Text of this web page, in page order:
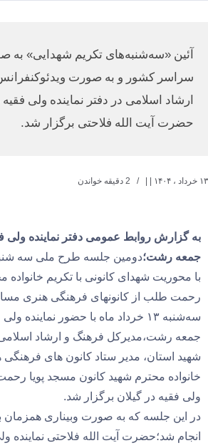
آئین «سه‌شنبه‌های تکریم شهدایی» به
سراسر کشور و به صورت
ارشاد اسلامی در دفتر نماینده ولی
حضرت آیت الله فلاحتی برگزار شد.
۱۳ خرداد ، ۱۴۰۴
به گزارش روابط عمومی دفتر نماینده ولی
جمعه رشت؛دومین جلسه طرح ملی سه
با محوریت شهدای کانونی با تکریم خانواده
رحمت طلب از کانونهای فرهنگی هنری
سه‌شنبه‌ ۱۳ خرداد ماه با حضور
جمعه رشت،مدیرکل فرهنگ و ارشاد اسلامی
شهید استان، مدیر ستاد کانون های
خانواده محترم شهید کانون مسجد پویا
ولی فقیه در گیلان برگزار شد.
در این جلسه که به صورت وبیناری همزمان
انجام شد؛حضرت آیت الله فلاحتی نماینده